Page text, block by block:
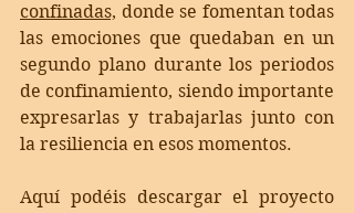
confinadas, donde se fomentan todas
las emociones que quedaban en un
segundo plano durante los periodos
de confinamiento, siendo importante
expresarlas y trabajarlas junto con
la resiliencia en esos momentos.
Aquí podéis descargar el proyecto